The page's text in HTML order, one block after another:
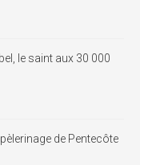
le saint aux 30 000
de Pentecôte